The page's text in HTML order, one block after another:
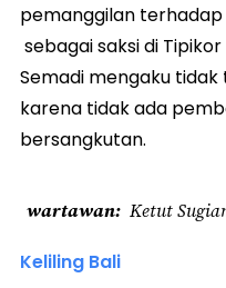
pemanggilan
sebagai saksi di
Semadi mengaku
karena tidak ada
bersangkutan.
wartawan Ketut
Keliling Bali